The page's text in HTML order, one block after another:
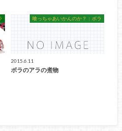
喰っちゃあいかんのか？：ボラ
2015.6.11
ボラのアラの煮物